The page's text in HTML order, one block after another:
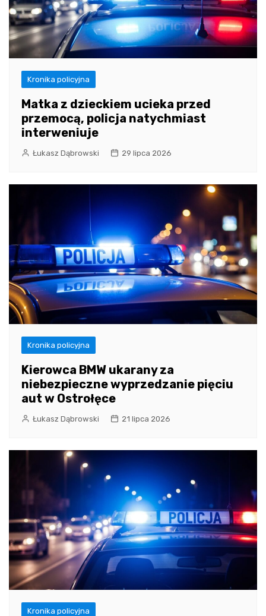
Kronika policyjna
Matka z dzieckiem ucieka przed
przemocą, policja natychmiast
interweniuje
Łukasz Dąbrowski 29 lipca 2026
Kronika policyjna
Kierowca BMW ukarany za
niebezpieczne wyprzedzanie pięciu
aut w Ostrołęce
Łukasz Dąbrowski 21 lipca 2026
Kronika policyjna